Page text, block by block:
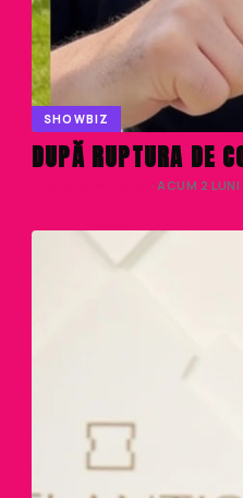
SHOWBIZ
DUPĂ RUPTURA DE
· ACUM 2 LUNI